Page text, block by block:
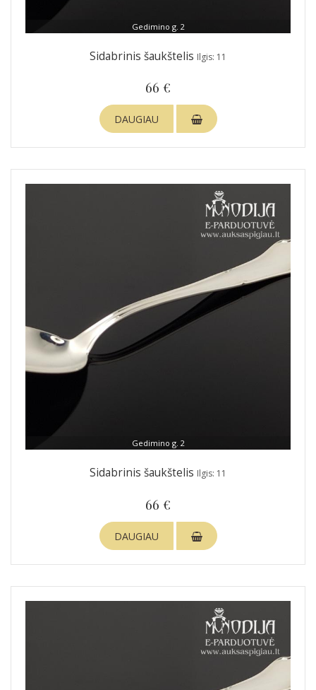
Gedimino g. 2
Sidabrinis šaukštelis Ilgis: 11
66 €
DAUGIAU
Gedimino g. 2
Sidabrinis šaukštelis Ilgis: 11
66 €
DAUGIAU